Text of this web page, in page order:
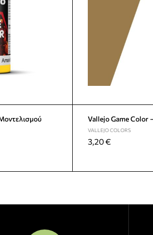
Vallejo Game Color
VALLEJO COLORS
3,20€